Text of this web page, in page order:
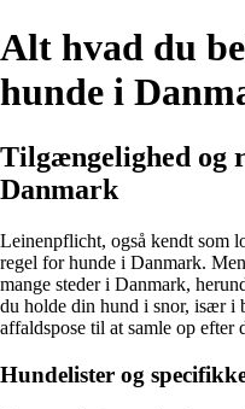
Alt hvad du
hunde i
Tilgængelighed og
Danmark
Leinenpflicht, også kendt som
regel for hunde i Danmark.
mange steder i Danmark,
du holde din hund i snor, især i
affaldspose til at samle op efter
Hundelister og